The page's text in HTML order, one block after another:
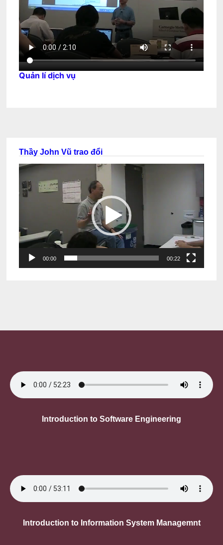
Quản lí dịch vụ
Thầy John Vũ trao đổi
Trình
chơi
Video
00:00 00:22
Introduction to Software Engineering
Introduction to Information System Managemnt